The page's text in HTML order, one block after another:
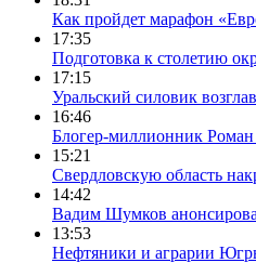
Как пройдет марафон
17:35
Подготовка к столетию
17:15
Уральский силовик
16:46
Блогер-миллионник
15:21
Свердловскую область
14:42
Вадим Шумков
13:53
Нефтяники и аграрии